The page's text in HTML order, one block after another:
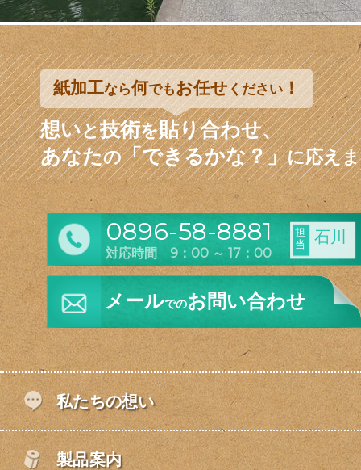
紙加工なら何でもお任せください！
想いと技術を貼り合わせ、
あなたの「できるかな？」に応え
0896-58-8881
対応時間 9：00 ～ 17：00
担
当
石川
メールでのお問い合わせ
私たちの想い
製品案内